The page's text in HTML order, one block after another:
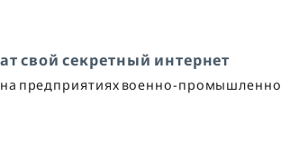
свой секретный интернет
предприятиях военно-